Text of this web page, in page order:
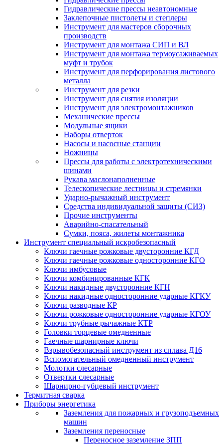
Гидравлические прессы неавтономные
Заклепочные пистолеты и степлеры
Инструмент для мастеров сборочных
производств
Инструмент для монтажа СИП и ВЛ
Инструмент для монтажа термоусаживаемых
муфт и трубок
Инструмент для перфорирования листового
металла
Инструмент для резки
Инструмент для снятия изоляции
Инструмент для электромонтажников
Механические прессы
Модульные ящики
Наборы отверток
Насосы и насосные станции
Ножницы
Прессы для работы с электротехническими
шинами
Рукава маслонаполненные
Телескопические лестницы и стремянки
Ударно-рычажный инструмент
Средства индивидуальной защиты (СИЗ)
Прочие инструменты
Аварийно-спасательный
Сумки, пояса, жилеты монтажника
Инструмент специальный искробезопасный
Ключи гаечные рожковые двусторонние КГД
Ключи гаечные рожковые односторонние КГО
Ключи имбусовые
Ключи комбинированные КГК
Ключи накидные двусторонние КГН
Ключи накидные односторонние ударные КГКУ
Ключи разводные КР
Ключи рожковые односторонние ударные КГОУ
Ключи трубные рычажные КТР
Головки торцевые омедненные
Гаечные шарнирные ключи
Взрывобезопасный инструмент из сплава Д16
Вспомогательный омедненный инструмент
Молотки слесарные
Отвертки слесарные
Шарнирно-губцевый инструмент
Термитная сварка
Приборы энергетика
Заземления для пожарных и грузоподъемных
машин
Заземления переносные
Переносное заземление ЗПП